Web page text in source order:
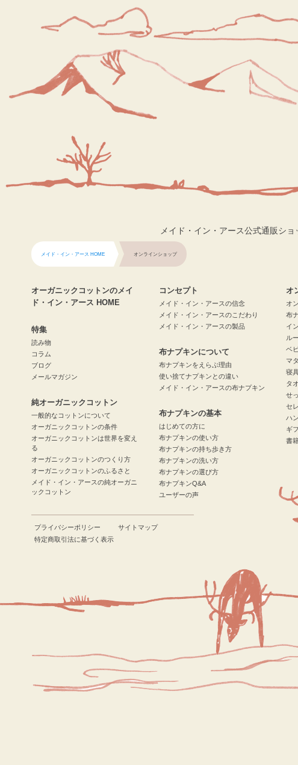
メイド・イン・アース公式通販シ
メイド・イン・アース HOME オンラインショップ
オーガニックコットンのメイ
ド・イン・アース HOME
特集
読み物
コラム
ブログ
メールマガジン
純オーガニックコットン
一般的なコットンについて
オーガニックコットンの条件
オーガニックコットンは世界を変え
る
オーガニックコットンのつくり方
オーガニックコットンのふるさと
メイド・イン・アースの純オーガニ
ックコットン
コンセプト
メイド・イン・アースの信念
メイド・イン・アースのこだわり
メイド・イン・アースの製品
布ナプキンについて
布ナプキンをえらぶ理由
使い捨てナプキンとの違い
メイド・イン・アースの布ナプキン
布ナプキンの基本
はじめての方に
布ナプキンの使い方
布ナプキンの持ち歩き方
布ナプキンの洗い方
布ナプキンの選び方
布ナプキンQ&A
ユーザーの声
オ
オ
布
イ
ル
ベ
マ
寝
タ
せ
セ
ハ
ギ
書
プライバシーポリシー
サイトマップ
特定商取引法に基づく表示